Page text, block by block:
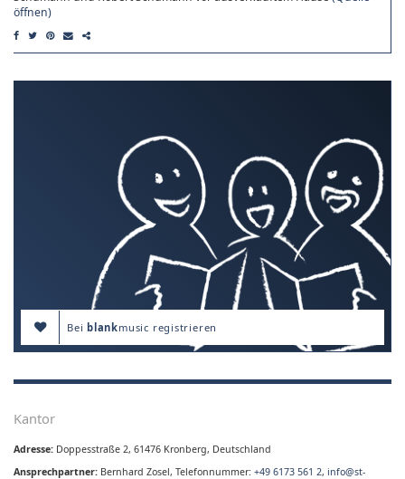
öffnen)
Beiblankmusic registrieren
Kantor
Adresse: Doppesstraße 2, 61476 Kronberg, Deutschland
Ansprechpartner: Bernhard Zosel, Telefonnummer: +49 6173 561 2, info@st-